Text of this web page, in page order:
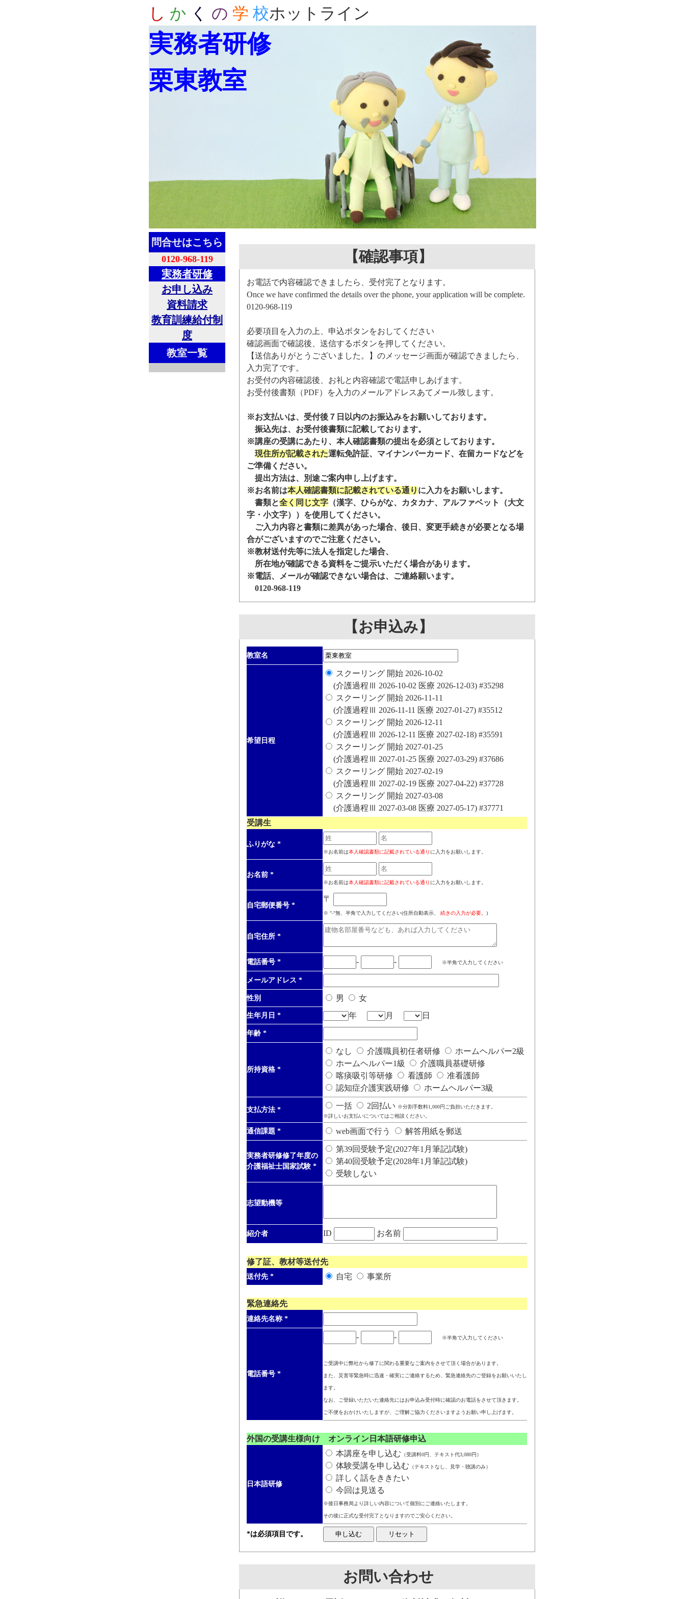
し か く の 学 校ホットライン
実務者研修
栗東教室
【確認事項】
お電話で内容確認できましたら、受付完了となります。
Once we have confirmed the details over the phone, your application will be complete.
0120-968-119
必要項目を入力の上、申込ボタンをおしてください
確認画面で確認後、送信するボタンを押してください。
【送信ありがとうございました。】のメッセージ画面が確認できましたら、
入力完了です。
お受付の内容確認後、お礼と内容確認で電話申しあげます。
お受付後書類（PDF）を入力のメールアドレスあてメール致します。
※お支払いは、受付後７日以内のお振込みをお願いしております。
振込先は、お受付後書類に記載しております。
※講座の受講にあたり、本人確認書類の提出を必須としております。
現住所が記載された運転免許証、マイナンバーカード、在留カードなどを
ご準備ください。
提出方法は、別途ご案内申し上げます。
※お名前は本人確認書類に記載されている通り に入力をお願いします。
書類と全く同じ文字 （漢字、ひらがな、カタカナ、アルファベット（大文
字・小文字））を使用してください。
ご入力内容と書類に差異があった場合、後日、変更手続きが必要となる場
合がございますのでご注意ください。
※教材送付先等に法人を指定した場合、
所在地が確認できる資料をご提示いただく場合があります。
※電話、メールが確認できない場合は、ご連絡願います。
0120-968-119
【お申込み】
教室名
希望日程
スクーリング 開始 2026-10-02
(介護過程Ⅲ 2026-10-02 医療 2026-12-03) #35298
スクーリング 開始 2026-11-11
(介護過程Ⅲ 2026-11-11 医療 2027-01-27) #35512
スクーリング 開始 2026-12-11
(介護過程Ⅲ 2026-12-11 医療 2027-02-18) #35591
スクーリング 開始 2027-01-25
(介護過程Ⅲ 2027-01-25 医療 2027-03-29) #37686
スクーリング 開始 2027-02-19
(介護過程Ⅲ 2027-02-19 医療 2027-04-22) #37728
スクーリング 開始 2027-03-08
(介護過程Ⅲ 2027-03-08 医療 2027-05-17) #37771
受講生
ふりがな *
※お名前は本人確認書類に記載されている通り に入力をお願いします。
お名前 *
※お名前は本人確認書類に記載されている通り に入力をお願いします。
自宅郵便番号 *
〒
※ "-"無、半角で入力してください(住所自動表示、 続きの入力が必要。 )
自宅住所 *
電話番号 * - - ※半角で入力してください
メールアドレス *
性別 男 女
生年月日 * 年 月 日
年齢 *
所持資格 *
なし 介護職員初任者研修
ホームヘルパー2級
ホームヘルパー1級
介護職員基礎研修
喀痰吸引等研修
看護師
准看護師
認知症介護実践研修
ホームヘルパー3級
支払方法 * 一括 2回払い ※分割手数料1,000円ご負担いただきます。
※詳しいお支払いについてはご相談ください。
通信課題 * web画面で行う 解答用紙を郵送
実務者研修修了年度の
介護福祉士国家試験 *
第39回受験予定(2027年1月筆記試験)
第40回受験予定(2028年1月筆記試験)
受験しない
志望動機等
紹介者 ID お名前
修了証、教材等送付先
送付先 * 自宅 事業所
緊急連絡先
連絡先名称 *
電話番号 *
- - ※半角で入力してください
ご受講中に弊社から修了に関わる重要なご案内をさせて頂く場合があります。
また、災害等緊急時に迅速・確実にご連絡するため、緊急連絡先のご登録をお願いいたし
ます。
なお、ご登録いただいた連絡先にはお申込み受付時に確認のお電話をさせて頂きます。
ご不便をおかけいたしますが、ご理解ご協力くださいますようお願い申し上げます。
外国の受講生様向け オンライン日本語研修申込
日本語研修
本講座を申し込む （受講料0円、テキスト代3,080円）
体験受講を申し込む （テキストなし、見学・聴講のみ）
詳しく話をききたい
今回は見送る
※後日事務局より詳しい内容について個別にご連絡いたします。
その後に正式な受付完了となりますのでご安心ください。
*は必須項目です。
お問い合わせ
問合せはこちら
0120-968-119
実務者研修
お申し込み
資料請求
教育訓練給付制
度
教室一覧